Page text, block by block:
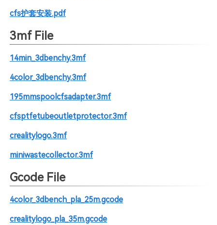
cfs护套安装.pdf
3mf File
14min_3dbenchy.3mf
4color_3dbenchy.3mf
195mmspoolcfsadapter.3mf
cfsptfetubeoutletprotector.3mf
crealitylogo.3mf
miniwastecollector.3mf
Gcode File
4color_3dbench_pla_25m.gcode
crealitylogo_pla_35m.gcode